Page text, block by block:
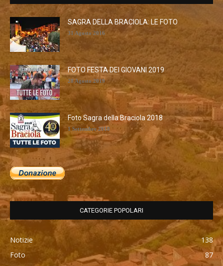
SAGRA DELLA BRACIOLA: LE FOTO
31 Agosto 2016
FOTO FESTA DEI GIOVANI 2019
28 Agosto 2019
Foto Sagra della Braciola 2018
1 Settembre 2018
CATEGORIE POPOLARI
Notizie
138
Foto
87